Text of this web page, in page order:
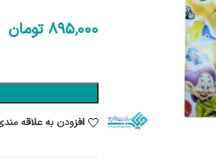
895٬000 تومان
افزودن به علاقه